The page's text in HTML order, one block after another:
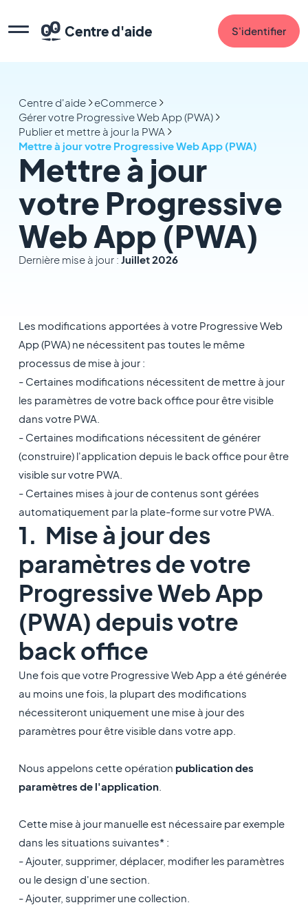
Centre d'aide S'identifier
Centre d'aide
eCommerce
Gérer votre Progressive Web App (PWA)
Publier et mettre à jour la PWA
Mettre à jour votre Progressive Web App (PWA)
Mettre à jour
votre Progressive
Web App (PWA)
Dernière mise à jour : Juillet 2026
Les modifications apportées à votre Progressive Web
App (PWA) ne nécessitent pas toutes le même
processus de mise à jour :
- Certaines modifications nécessitent de mettre à jour
les paramètres de votre back office pour être visible
dans votre PWA.
- Certaines modifications nécessitent de générer
(construire) l'application depuis le back office pour être
visible sur votre PWA.
- Certaines mises à jour de contenus sont gérées
automatiquement par la plate-forme sur votre PWA.
1. Mise à jour des
paramètres de votre
Progressive Web App
(PWA) depuis votre
back office
Une fois que votre Progressive Web App a été générée
au moins une fois, la plupart des modifications
nécessiteront uniquement une mise à jour des
paramètres pour être visible dans votre app.
Nous appelons cette opération publication des
paramètres de l'application.
Cette mise à jour manuelle est nécessaire par exemple
dans les situations suivantes* :
- Ajouter, supprimer, déplacer, modifier les paramètres
ou le design d'une section.
- Ajouter, supprimer une collection.